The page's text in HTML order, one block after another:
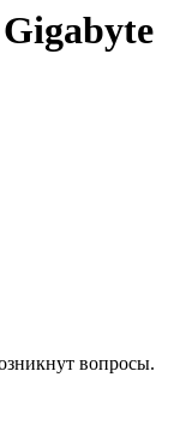
вопросы.